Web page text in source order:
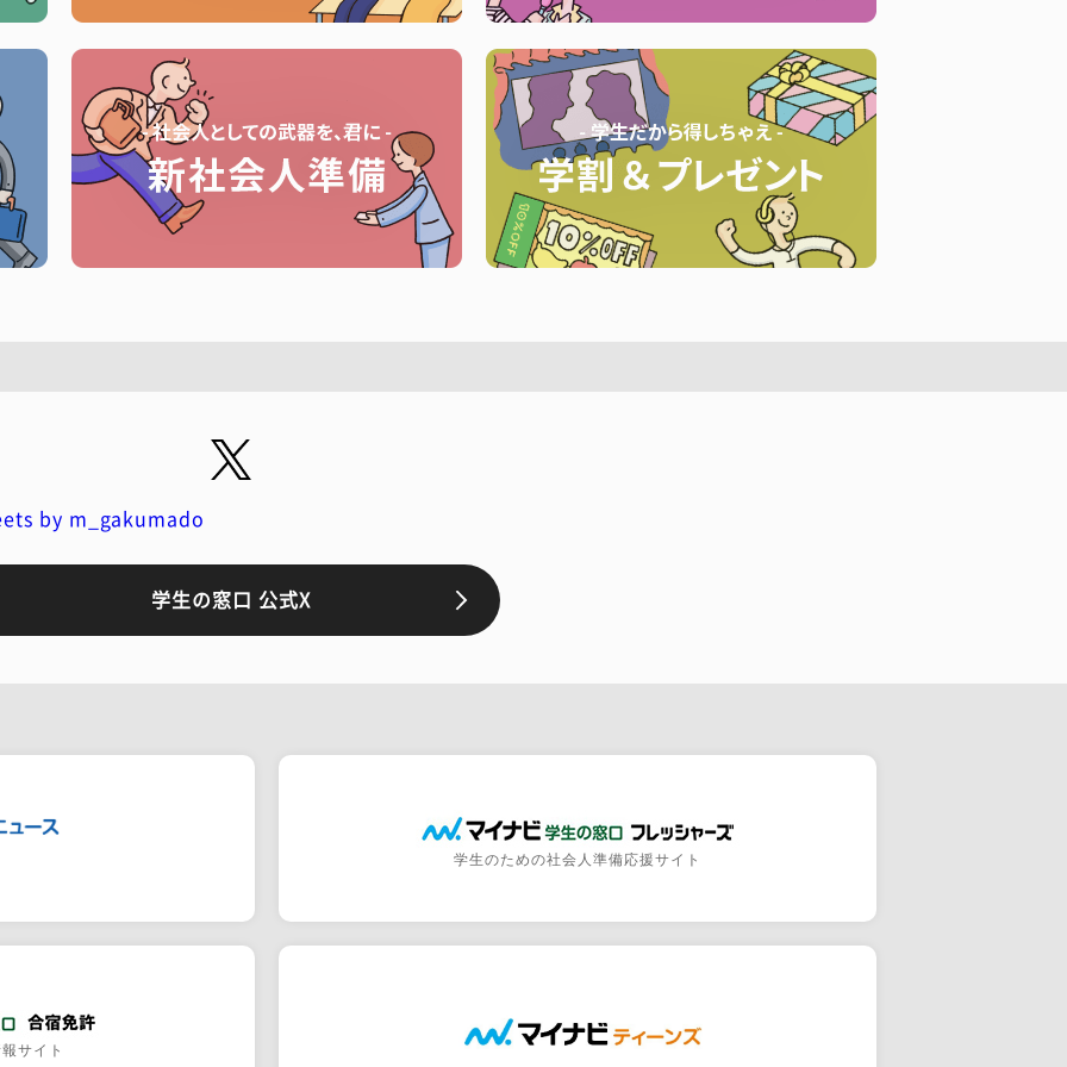
by m_gakumado
学生の窓口 公式X
学生のための社会人準備応援サイト
サイト